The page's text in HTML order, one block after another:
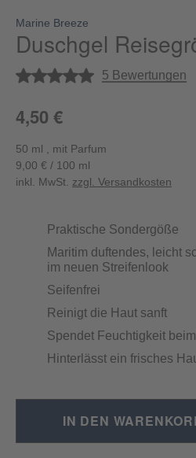
4,50 €
50 ml , mit Parfum
9,00 € / 100 ml
inkl. MwSt. zzgl. Versandkosten
Praktische Sondergöße
Maritim duftendes, leicht
im neuen Streifenlook
Seifenfrei
Reinigt die Haut sanft
Spendet Feuchtigkeit
Hinterlässt ein frisches
Marine Breeze
Duschgel
Durchschnittliche Bewertung
5 Bewertungen
IN DEN